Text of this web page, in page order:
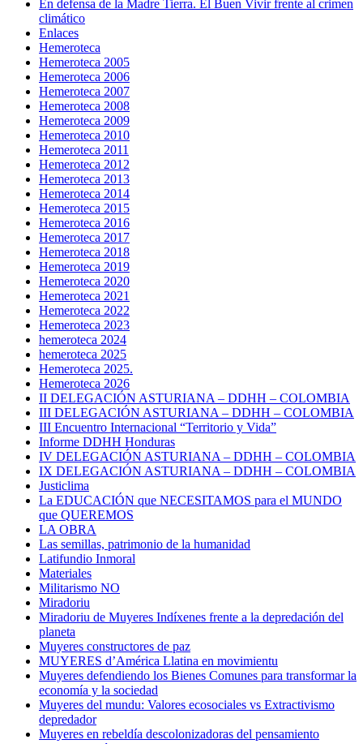
En defensa de la Madre Tierra. El Buen Vivir frente al crimen
climático
Enlaces
Hemeroteca
Hemeroteca 2005
Hemeroteca 2006
Hemeroteca 2007
Hemeroteca 2008
Hemeroteca 2009
Hemeroteca 2010
Hemeroteca 2011
Hemeroteca 2012
Hemeroteca 2013
Hemeroteca 2014
Hemeroteca 2015
Hemeroteca 2016
Hemeroteca 2017
Hemeroteca 2018
Hemeroteca 2019
Hemeroteca 2020
Hemeroteca 2021
Hemeroteca 2022
Hemeroteca 2023
hemeroteca 2024
hemeroteca 2025
Hemeroteca 2025.
Hemeroteca 2026
II DELEGACIÓN ASTURIANA – DDHH – COLOMBIA
III DELEGACIÓN ASTURIANA – DDHH – COLOMBIA
III Encuentro Internacional “Territorio y Vida”
Informe DDHH Honduras
IV DELEGACIÓN ASTURIANA – DDHH – COLOMBIA
IX DELEGACIÓN ASTURIANA – DDHH – COLOMBIA
Justiclima
La EDUCACIÓN que NECESITAMOS para el MUNDO
que QUEREMOS
LA OBRA
Las semillas, patrimonio de la humanidad
Latifundio Inmoral
Materiales
Militarismo NO
Miradoriu
Miradoriu de Muyeres Indíxenes frente a la depredación del
planeta
Muyeres constructores de paz
MUYERES d’América Llatina en movimientu
Muyeres defendiendo los Bienes Comunes para transformar la
economía y la sociedad
Muyeres del mundu: Valores ecosociales vs Extractivismo
depredador
Muyeres en rebeldía descolonizadoras del pensamiento